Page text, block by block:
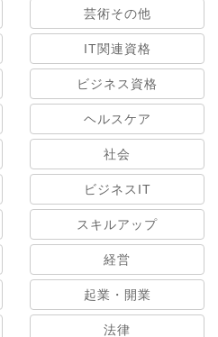
芸術その他
IT関連資格
ビジネス資格
ヘルスケア
社会
ビジネスIT
スキルアップ
経営
起業・開業
法律